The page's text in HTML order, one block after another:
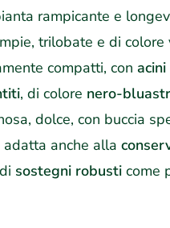
rampicante e
trilobate e di colore
compatti, con acini
, di colore nero-
dolce, con buccia
anche alla
sostegni robusti come